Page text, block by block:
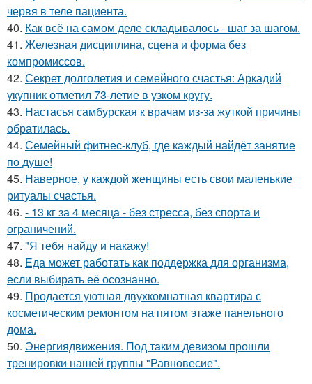
червя в теле пациента.
40. Как всё на самом деле складывалось - шаг за шагом.
41. Железная дисциплина, сцена и форма без
компромиссов.
42. Секрет долголетия и семейного счастья: Аркадий
укупник отметил 73-летие в узком кругу.
43. Настасья самбурская к врачам из-за жуткой причины
обратилась.
44. Семейный фитнес-клуб, где каждый найдёт занятие
по душе!
45. Наверное, у каждой женщины есть свои маленькие
ритуалы счастья.
46. - 13 кг за 4 месяца - без стресса, без спорта и
ограничений.
47. "Я тебя найду и накажу!
48. Еда может работать как поддержка для организма,
если выбирать её осознанно.
49. Продается уютная двухкомнатная квартира с
косметическим ремонтом на пятом этаже панельного
дома.
50. Энергиядвижения. Под таким девизом прошли
тренировки нашей группы "Равновесие".